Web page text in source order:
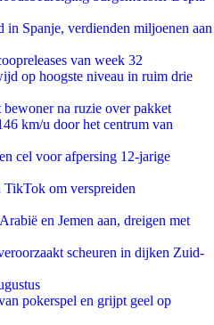
in Spanje, verdienden miljoenen aan
van week 32
op hoogste niveau in ruim drie
na ruzie over pakket
km/u door het centrum van
cel voor afpersing 12-jarige
om verspreiden
en Jemen aan, dreigen met
scheuren in dijken Zuid-
pokerspel en grijpt geel op